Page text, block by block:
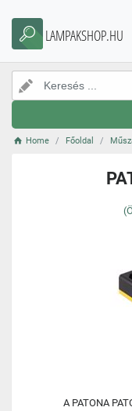
LAMPAKSHOP.HU
Home Főoldal
A PATONA